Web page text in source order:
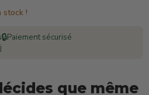
stock !
🔒Paiement sécurisé
que même